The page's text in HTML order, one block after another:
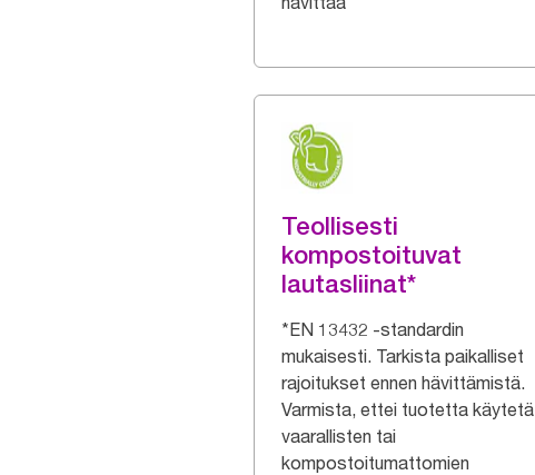
Teollisesti
kompostoituvat
lautasliinat*
*EN 13432 -standardin
mukaisesti. Tarkista paikalliset
rajoitukset ennen hävittämistä.
Varmista, ettei tuotetta käytetä
vaarallisten tai
kompostoitumattomien